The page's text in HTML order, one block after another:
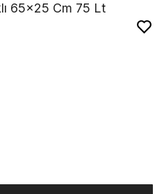
65x25 Cm 75 Lt